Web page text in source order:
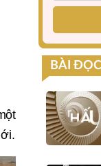
BÀI